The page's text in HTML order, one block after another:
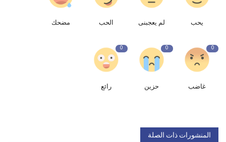
يحب لم يعجبنى الحب مضحك
0
غاضب
0
حزين
0
رائع
المنشورات ذات الصلة